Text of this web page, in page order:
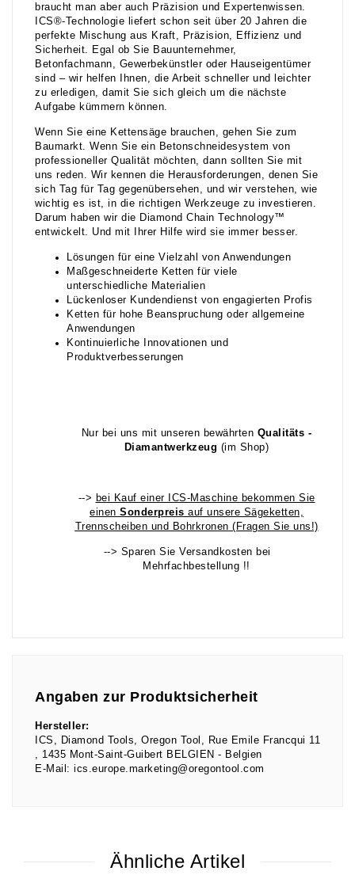
braucht man aber auch Präzision und Expertenwissen.
ICS®-Technologie liefert schon seit über 20 Jahren die
perfekte Mischung aus Kraft, Präzision, Effizienz und
Sicherheit. Egal ob Sie Bauunternehmer,
Betonfachmann, Gewerbekünstler oder Hauseigentümer
sind – wir helfen Ihnen, die Arbeit schneller und leichter
zu erledigen, damit Sie sich gleich um die nächste
Aufgabe kümmern können.
Wenn Sie eine Kettensäge brauchen, gehen Sie zum
Baumarkt. Wenn Sie ein Betonschneidesystem von
professioneller Qualität möchten, dann sollten Sie mit
uns reden. Wir kennen die Herausforderungen, denen Sie
sich Tag für Tag gegenübersehen, und wir verstehen, wie
wichtig es ist, in die richtigen Werkzeuge zu investieren.
Darum haben wir die Diamond Chain Technology™
entwickelt. Und mit Ihrer Hilfe wird sie immer besser.
Lösungen für eine Vielzahl von Anwendungen
Maßgeschneiderte Ketten für viele
unterschiedliche Materialien
Lückenloser Kundendienst von engagierten Profis
Ketten für hohe Beanspruchung oder allgemeine
Anwendungen
Kontinuierliche Innovationen und
Produktverbesserungen
Nur bei uns mit unseren bewährten Qualitäts -
Diamantwerkzeug (im Shop)
--> bei Kauf einer ICS-Maschine bekommen Sie
einen Sonderpreis auf unsere Sägeketten,
Trennscheiben und Bohrkronen (Fragen Sie uns!)
--> Sparen Sie Versandkosten bei
Mehrfachbestellung !!
Angaben zur Produktsicherheit
Hersteller:
ICS, Diamond Tools, Oregon Tool
Rue Emile Francqui 11
1435 Mont-Saint-Guibert BELGIEN
Belgien
E-Mail: ics.europe.marketing@oregontool.com
Ähnliche Artikel